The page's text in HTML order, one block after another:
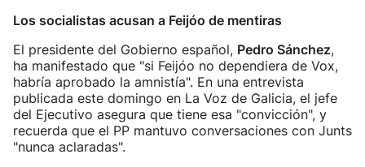
Los socialistas acusan a Feijóo de mentiras
El presidente del Gobierno español, Pedro Sánchez,
ha manifestado que "si Feijóo no dependiera de Vox,
habría aprobado la amnistía". En una entrevista
publicada este domingo en La Voz de Galicia, el jefe
del Ejecutivo asegura que tiene esa "convicción", y
recuerda que el PP mantuvo conversaciones con Junts
"nunca aclaradas".